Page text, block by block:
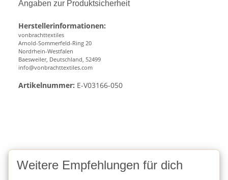
Angaben zur Produktsicherheit
Herstellerinformationen:
vonbrachttextiles
Arnold-Sommerfeld-Ring 20
Nordrhein-Westfalen
Baesweiler, Deutschland, 52499
info@vonbrachttextiles.com
Artikelnummer: E-V03166-050
Weitere Empfehlungen für dich